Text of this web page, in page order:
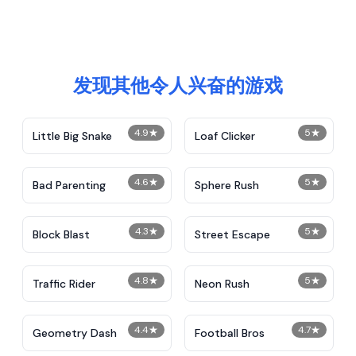
发现其他令人兴奋的游戏
4.9★
Little Big Snake 5★
Loaf Clicker
4.6★
Bad Parenting 5★
Sphere Rush
4.3★
Block Blast 5★
Street Escape
4.8★
Traffic Rider 5★
Neon Rush
4.4★
Geometry Dash 4.7★
Football Bros